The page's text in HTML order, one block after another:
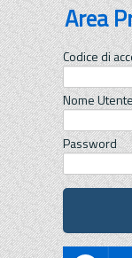
Area
Codice di
Nome
Password